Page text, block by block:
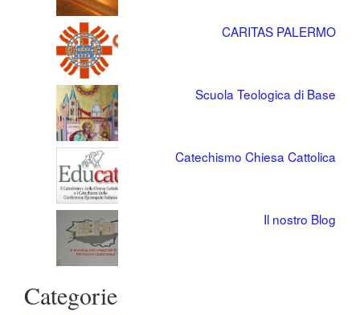
CARITAS PALERMO
Scuola Teologica di Base
Catechismo Chiesa Cattolica
Il nostro Blog
Categorie